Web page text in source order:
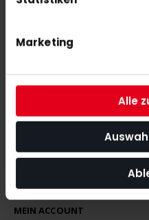
Marketing
Alle
Mit unserem Newsletter seid
angeht.
MEIN ACCOUNT